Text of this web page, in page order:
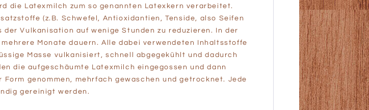
die Latexmilch zum so genannten Latexkern verarbeitet.
(z.B. Schwefel, Antioxidantien, Tenside, also Seifen
Vulkanisation auf wenige Stunden zu reduzieren. In der
Monate dauern. Alle dabei verwendeten Inhaltsstoffe
Masse vulkanisiert, schnell abgegekühlt und dadurch
die aufgeschäumte Latexmilch eingegossen und dann
genommen, mehrfach gewaschen und getrocknet. Jede
gereinigt werden.